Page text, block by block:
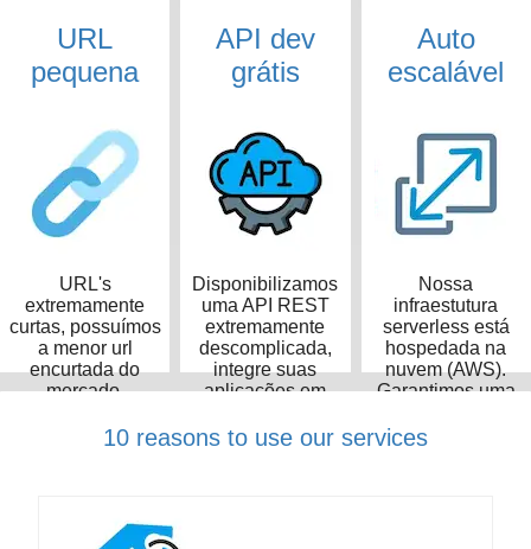
URL
pequena
URL's
extremamente
curtas, possuímos
a menor url
encurtada do
mercado,
14 caracteres
API dev
grátis
Disponibilizamos
uma API REST
extremamente
descomplicada,
integre suas
aplicações em
Auto
escalável
Nossa
infraestutura
serverless está
hospedada na
nuvem (AWS).
Garantimos uma
disponibilidade de
10 reasons to use our services